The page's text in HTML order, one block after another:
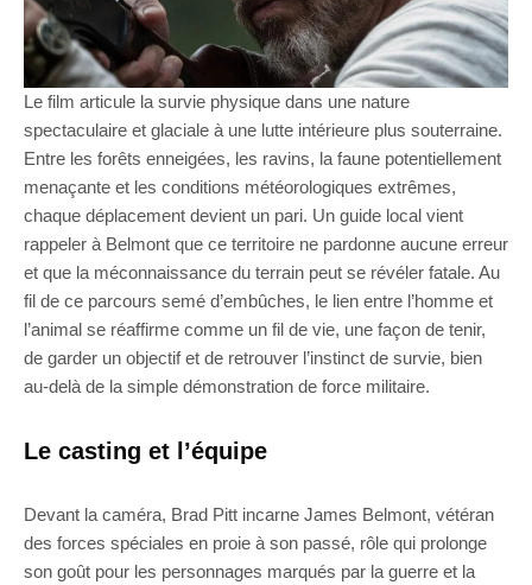
Le film articule la survie physique dans une nature
spectaculaire et glaciale à une lutte intérieure plus souterraine.
Entre les forêts enneigées, les ravins, la faune potentiellement
menaçante et les conditions météorologiques extrêmes,
chaque déplacement devient un pari. Un guide local vient
rappeler à Belmont que ce territoire ne pardonne aucune erreur
et que la méconnaissance du terrain peut se révéler fatale. Au
fil de ce parcours semé d’embûches, le lien entre l’homme et
l’animal se réaffirme comme un fil de vie, une façon de tenir,
de garder un objectif et de retrouver l’instinct de survie, bien
au-delà de la simple démonstration de force militaire.
Le casting et l’équipe
Devant la caméra, Brad Pitt incarne James Belmont, vétéran
des forces spéciales en proie à son passé, rôle qui prolonge
son goût pour les personnages marqués par la guerre et la